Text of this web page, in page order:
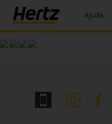
Ajuda
Reservas
Estações